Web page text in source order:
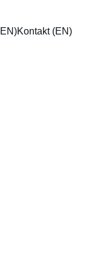
Kontakt (EN)